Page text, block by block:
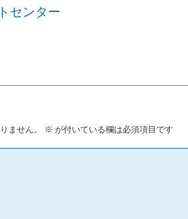
センター
ません。 ※ が付いている欄は必須項目です